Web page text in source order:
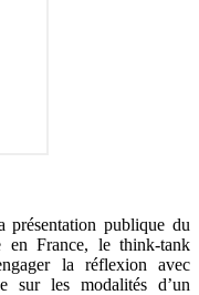
publique du
France, le think-tank
la réflexion avec
sur les modalités d’un